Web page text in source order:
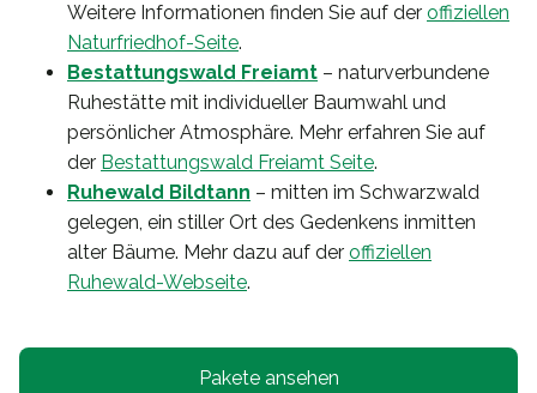
Weitere Informationen finden Sie auf der offiziellen
Naturfriedhof-Seite.
Bestattungswald Freiamt – naturverbundene
Ruhestätte mit individueller Baumwahl und
persönlicher Atmosphäre. Mehr erfahren Sie auf
der Bestattungswald Freiamt Seite.
Ruhewald Bildtann – mitten im Schwarzwald
gelegen, ein stiller Ort des Gedenkens inmitten
alter Bäume. Mehr dazu auf der offiziellen
Ruhewald-Webseite.
Pakete ansehen